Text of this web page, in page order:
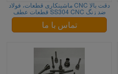
دقت بالا CNC ماشینکاری قطعات، فولاد
ضد زنگ SS304 CNC قطعات عطف
تماس با ما